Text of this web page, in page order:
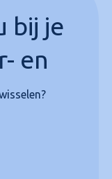
bij je
en